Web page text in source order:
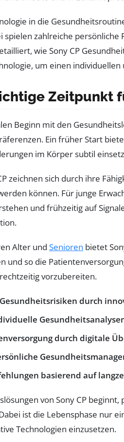
in die
spielen zahlreiche
wie Sony CP
um einen
Zeitpunkt
Beginn mit den
Ein früher Start
im Körper subtil
zeichnen sich durch ihre
können. Für junge
und frühzeitig auf
Alter und Senioren bietet
und so die
vorzubereiten.
durch
durch digitale
basierend auf
von Sony CP
ist die Lebensphase nur
Technologien einzusetzen.